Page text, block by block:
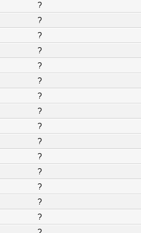
?
?
?
?
?
?
?
?
?
?
?
?
?
?
?